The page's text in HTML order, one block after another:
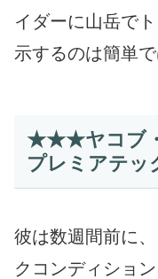
イダーに山岳で
示するのは簡単で
★★★ヤコブ・
プレミアテッ
彼は数週間前に
クコンディショ